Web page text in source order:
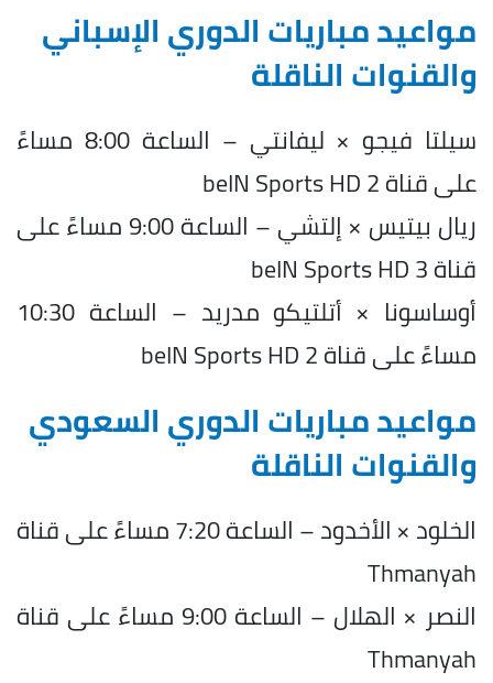
مواعيد مباريات الدوري الإسباني
والقنوات الناقلة
سيلتا فيجو × ليفانتي – الساعة 8:00 مساءً
على قناة beIN Sports HD 2
ريال بيتيس × إلتشي – الساعة 9:00 مساءً على
قناة beIN Sports HD 3
أوساسونا × أتلتيكو مدريد – الساعة 10:30
مساءً على قناة beIN Sports HD 2
مواعيد مباريات الدوري السعودي
والقنوات الناقلة
الخلود × الأخدود – الساعة 7:20 مساءً على قناة
Thmanyah
النصر × الهلال – الساعة 9:00 مساءً على قناة
Thmanyah